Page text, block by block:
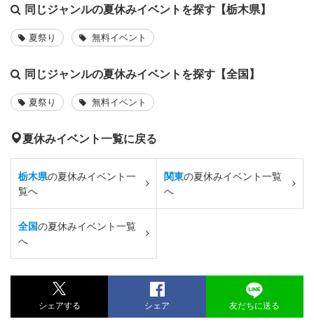
同じジャンルの夏休みイベントを探す【栃木県】
夏祭り 無料イベント
同じジャンルの夏休みイベントを探す【全国】
夏祭り 無料イベント
夏休みイベント一覧に戻る
栃木県の夏休みイベント一
覧へ
関東の夏休みイベント一覧
へ
全国の夏休みイベント一覧
へ
シェアする シェア 友だちに送る